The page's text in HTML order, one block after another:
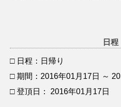
日程
□ 日程：日帰り
□ 期間：2016年01月17日 ～
□ 登頂日： 2016年01月17日